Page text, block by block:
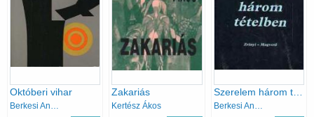
Októberi vihar Zakariás
Kertész Ákos
Szerelem három tételben